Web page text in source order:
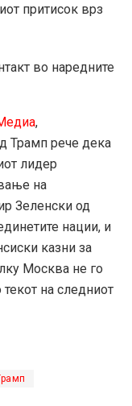
притисок врз
во наредните
,
Трамп рече дека
лидер
на
Зеленски од
нации, и
казни за
Москва не го
на следниот